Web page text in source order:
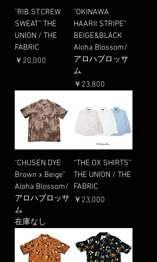
"RIB ST.CREW
SWEAT" THE
UNION / THE
FABRIC
価格
￥20,000
"OKINAWA
HAARII STRIPE"
BEIGE&BLACK
Aloha Blossom/
アロハブロッサ
ム
価格
￥23,800
"CHUSEN DYE
Brown x Beige"
Aloha Blossom/
アロハブロッサ
ム
在庫なし
“THE OX SHIRTS”
THE UNION / THE
FABRIC
価格
￥23,000